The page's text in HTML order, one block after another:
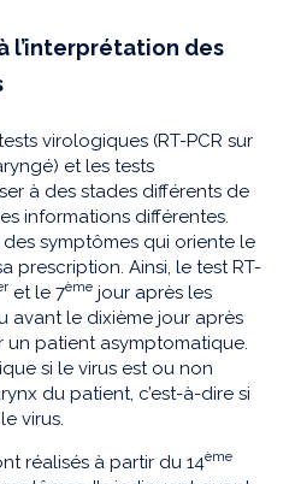
l’interprétation des
virologiques (RT-PCR sur
et les tests
à des stades différents de
informations différentes.
des symptômes qui oriente le
prescription. Ainsi, le test RT-
et le 7ème jour après les
avant le dixième jour après
patient asymptomatique.
si le virus est ou non
du patient, c’est-à-dire si
virus.
réalisés à partir du 14ème